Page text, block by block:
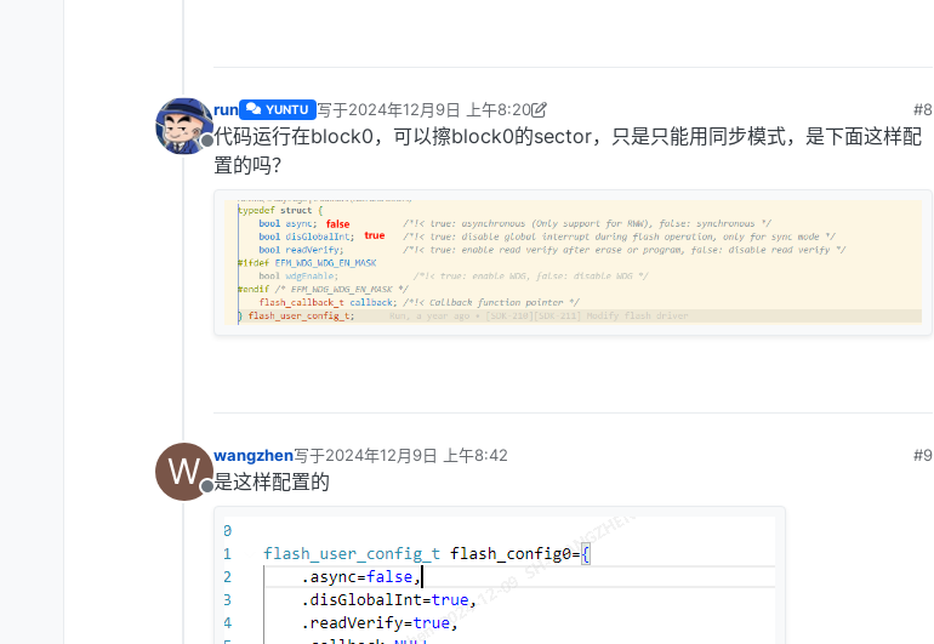
离线
run YUNTU 写于2024年12月9日 上午8:20
最后由 run 编辑2024年12月9日 下午5:44
#8
代码运行在block0，可以擦block0的sector，只是只能用同步模式，是下面这样配
置的吗？
W
离线
wangzhen写于2024年12月9日 上午8:42
最后由 编辑
#9
是这样配置的